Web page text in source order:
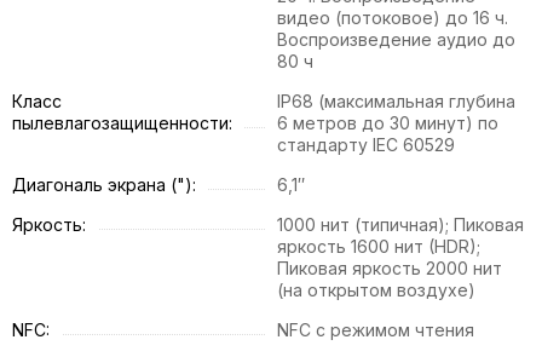
видео (потоковое) до 16 ч.
Воспроизведение аудио до
80 ч
Класс
пылевлагозащищенности:
IP68 (максимальная глубина
6 метров до 30 минут) по
стандарту IEC 60529
Диагональ экрана ("):
6,1″
Яркость:
1000 нит (типичная); Пиковая
яркость 1600 нит (HDR);
Пиковая яркость 2000 нит
(на открытом воздухе)
NFC:
NFC с режимом чтения